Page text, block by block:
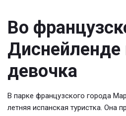
Во
Диснейленде
девочка
В парке французского города
летняя испанская туристка. Она